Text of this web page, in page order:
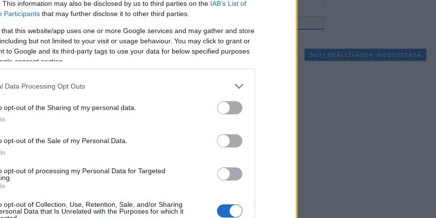
This information may also be disclosed by us to third parties on the IAB’s List of
Participants that may further disclose it to other third parties.
that this website/app uses one or more Google services and may gather and store
but not limited to your visit or usage behaviour. You may click to grant or
to Google and its third-party tags to use your data for below specified purposes
consent section.
Data Processing Opt Outs
opt-out of the Sharing of my personal data.
opt-out of the Sale of my Personal Data.
opt-out of processing my Personal Data for Targeted
opt-out of Collection, Use, Retention, Sale, and/or Sharing
Data that Is Unrelated with the Purposes for which it
vagy?
Válasz erre
az állapotot!!!
meg a norvég csapat elég nagy csalódást okozott
de ha most kellene kimaradó hátvédet mondanom, akkor
volt a szurkolás... Próbáltam hangosan, még hangosabban, de
mert ott legalább jó volt a szurkolás. :D
és ott leszünk azon a fránya térképen.
Válasz erre
SÜTI BEÁLLÍTÁSOK MÓDOSÍTÁSA